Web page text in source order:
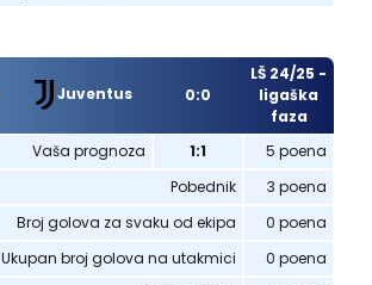
Juventus 0:0
LŠ 24/25 -
ligaška
faza
Vaša prognoza
1:1
5 poena
Pobednik
3 poena
Broj golova za svaku od ekipa
0 poena
Ukupan broj golova na utakmici
0 poena